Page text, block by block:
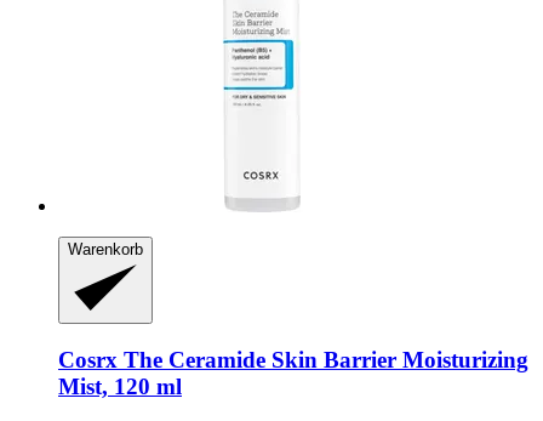
Warenkorb
Cosrx The Ceramide Skin Barrier Moisturizing
Mist, 120 ml